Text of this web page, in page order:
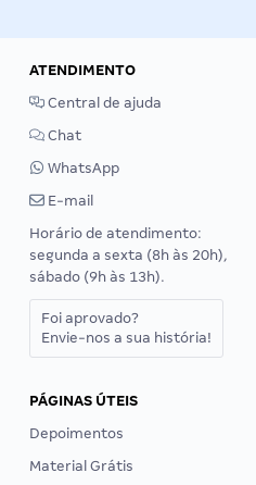
ATENDIMENTO
Central de ajuda
Chat
WhatsApp
E-mail
Horário de atendimento:
segunda a sexta (8h às 20h),
sábado (9h às 13h).
Foi aprovado?
Envie-nos a sua história!
PÁGINAS ÚTEIS
Depoimentos
Material Grátis